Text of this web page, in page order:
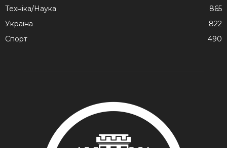
Техніка/Наука
865
Україна
822
Спорт
490